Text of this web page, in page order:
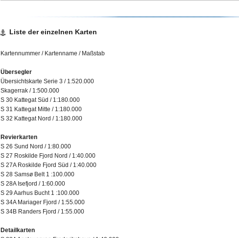
Liste der einzelnen Karten
Kartennummer / Kartenname / Maßstab
Übersegler
Übersichtskarte Serie 3 / 1:520.000
Skagerrak / 1:500.000
S 30 Kattegat Süd / 1:180.000
S 31 Kattegat Mitte / 1:180.000
S 32 Kattegat Nord / 1:180.000
Revierkarten
S 26 Sund Nord / 1:80.000
S 27 Roskilde Fjord Nord / 1:40.000
S 27A Roskilde Fjord Süd / 1:40.000
S 28 Samsø Belt 1 :100.000
S 28A Isefjord / 1:60.000
S 29 Aarhus Bucht 1 :100.000
S 34A Mariager Fjord / 1:55.000
S 34B Randers Fjord / 1:55.000
Detailkarten